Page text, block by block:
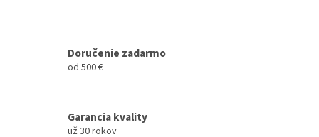
Doručenie zadarmo
od 500 €
Garancia kvality
už 30 rokov